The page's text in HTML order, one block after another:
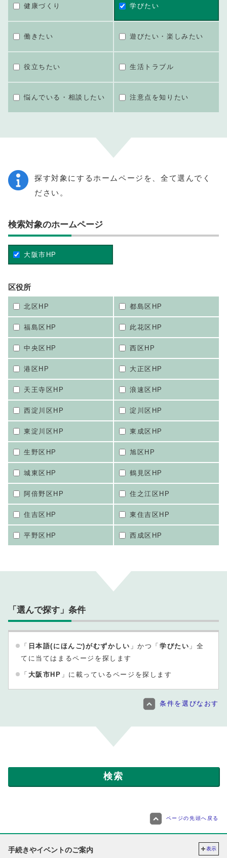
健康づくり 学びたい
働きたい 遊びたい・楽しみたい
役立ちたい 生活トラブル
悩んでいる・相談したい 注意点を知りたい
探す対象にするホームページを、全て選んでく
ださい。
検索対象のホームページ
大阪市HP
区役所
北区HP 都島区HP
福島区HP 此花区HP
中央区HP 西区HP
港区HP 大正区HP
天王寺区HP 浪速区HP
西淀川区HP 淀川区HP
東淀川区HP 東成区HP
生野区HP 旭区HP
城東区HP 鶴見区HP
阿倍野区HP 住之江区HP
住吉区HP 東住吉区HP
平野区HP 西成区HP
「選んで探す」条件
「 日本語(にほんご)がむずかしい 」かつ「学びたい 」全
てに当てはまるページを探します
「 大阪市HP 」に載っているページを探します
条件を選びなおす
ページの先頭へ戻る
手続きやイベントのご案内 表示